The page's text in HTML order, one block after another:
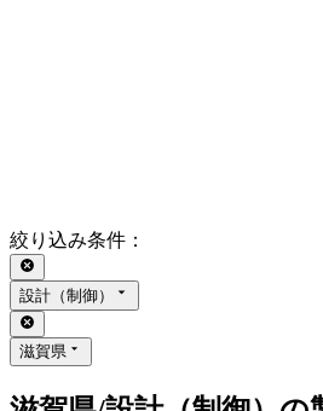
絞り込み条件 ：
設計（制御）
滋賀県